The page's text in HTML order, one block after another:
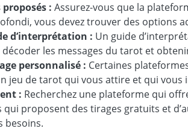
: Assurez-vous que la
vous devez trouver des options
d’interprétation : Un guide
les messages du tarot et
personnalisé : Certaines
jeu de tarot qui vous attire et qui vous
: Recherchez une plateforme qui
qui proposent des tirages gratuits et
besoins.